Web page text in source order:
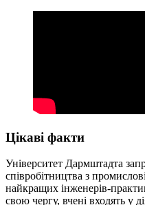
Цікаві факти
Університет Дармштадта
співробітництва з
найкращих інженерів-
свою чергу, вчені входять у